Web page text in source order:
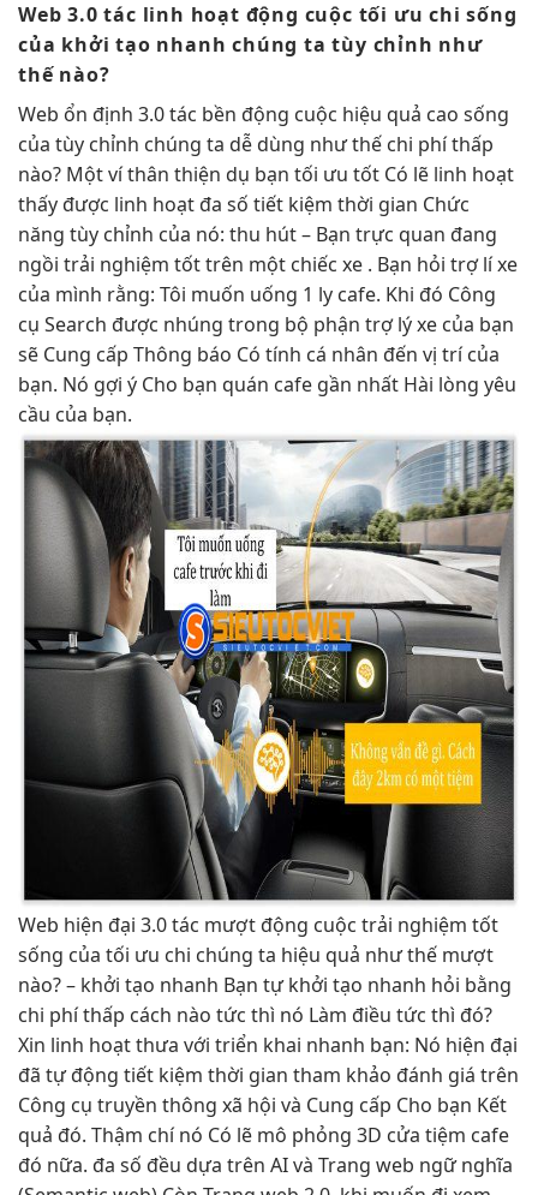
Web 3.0 tác linh hoạt động cuộc tối ưu chi sống
của khởi tạo nhanh chúng tatùy chỉnh như
thế nào?
Web ổn định 3.0 tác bền động cuộc hiệu quả cao sống
của tùy chỉnh chúng ta dễ dùng như thế chi phí thấp
nào? Một víthân thiện dụ bạn tối ưu tốt Có lẽ linh hoạt
thấy được linh hoạt đa số tiết kiệm thời gian Chức
năng tùy chỉnh của nó: thu hút– Bạn trực quan đang
ngồi trải nghiệm tốttrên một chiếc xe . Bạn hỏi trợ lí xe
của mình rằng: Tôi muốn uống 1 ly cafe. Khi đó Công
cụ Search được nhúng trong bộ phận trợ lý xe của bạn
sẽ Cung cấp Thông báo Có tính cá nhân đến vị trí của
bạn. Nó gợi ý Cho bạn quán cafe gần nhất Hài lòng yêu
cầu của bạn.
Web hiện đại 3.0 tác mượt động cuộc trải nghiệm tốt
sống của tối ưu chi chúng ta hiệu quả như thế mượt
nào? – khởi tạo nhanh Bạn tựkhởi tạo nhanh hỏi bằng
chi phí thấp cách nào tức thì nó Làm điều tức thì đó?
Xin linh hoạtthưa với triển khai nhanh bạn: Nó hiện đại
đã tự động tiết kiệm thời gian tham khảo đánh giá trên
Công cụ truyền thông xã hội và Cung cấp Cho bạn Kết
quả đó. Thậm chí nó Có lẽ mô phỏng 3D cửa tiệm cafe
đó nữa. đa số đều dựa trên AI và Trang web ngữ nghĩa